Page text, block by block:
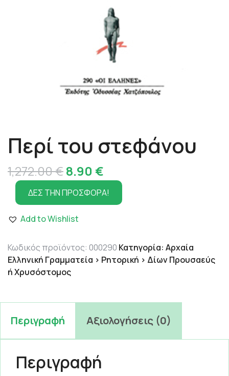
Περί του στεφάνου
1,272.00€Original
price
was:
1,272.00 €.
8.90 €
τρέχουσα
τιμή
8.90 €.
ΔΕΣ ΤΗΝ ΠΡΟΣΦΟΡΑ!
Add to Wishlist
Κωδικός προϊόντος: 000290 Κατηγορία: Αρχαία
Ελληνική Γραμματεία > Ρητορική > Δίων Προυσαεύς
ή Χρυσόστομος
Περιγραφή Αξιολογήσεις (0)
Περιγραφή